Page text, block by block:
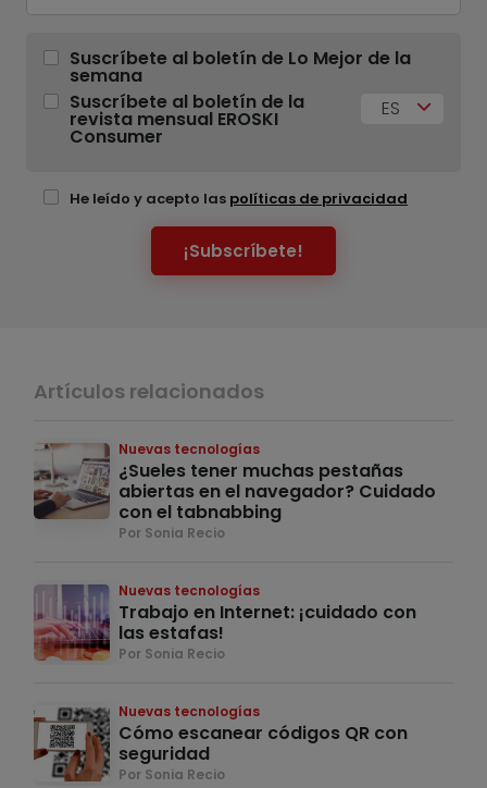
Suscríbete al boletín de Lo Mejor de la
semana
Suscríbete al boletín de la
revista mensual EROSKI
Consumer
ES
He leído y acepto las políticas de privacidad
¡Subscríbete!
Artículos relacionados
Nuevas tecnologías
¿Sueles tener muchas pestañas
abiertas en el navegador? Cuidado
con el tabnabbing
Por Sonia Recio
Nuevas tecnologías
Trabajo en Internet: ¡cuidado con
las estafas!
Por Sonia Recio
Nuevas tecnologías
Cómo escanear códigos QR con
seguridad
Por Sonia Recio